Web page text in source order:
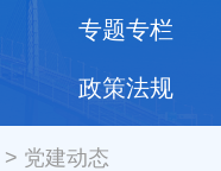
专题专栏
政策法规
> 党建动态